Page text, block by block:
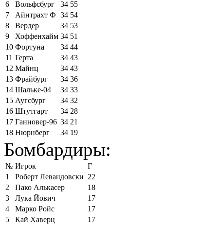
6
Вольфсбург 34 55
7
Айнтрахт Ф 34 54
8
Вердер 34 53
9
Хоффенхайм 34 51
10 Фортуна 34 44
11 Герта 34 43
12 Майнц 34 43
13 Фрайбург 34 36
14 Шальке-04 34 33
15 Аугсбург 34 32
16 Штутгарт 34 28
17 Ганновер-96 34 21
18 Нюрнберг 34 19
Бомбардиры:
№ Игрок
Г
1
Роберт Левандовски 22
2
Пако Алькасер
18
3
Лука Йович
17
4
Марко Ройс
17
5
Кай Хаверц
17